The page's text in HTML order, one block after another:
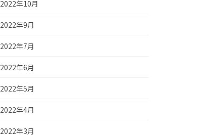
2022年10月
2022年9月
2022年7月
2022年6月
2022年5月
2022年4月
2022年3月